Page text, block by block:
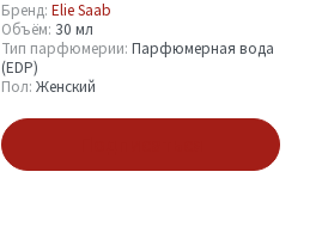
Бренд: Elie Saab
Объём: 30 мл
Тип парфюмерии: Парфюмерная вода
(EDP)
Пол: Женский